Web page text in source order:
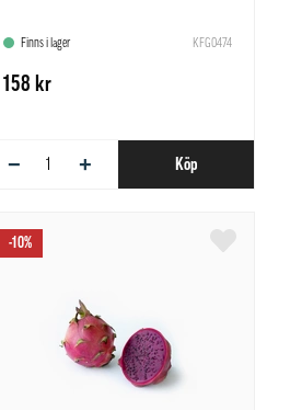
Finns i lager KFG0474
158 kr
− + Köp
-10%